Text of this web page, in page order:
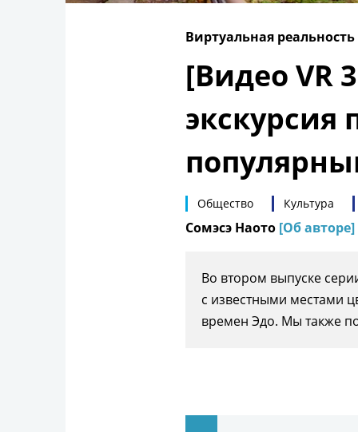
Виртуальная
[Видео VR
экскурсия
Общество Культура
Сомэсэ Наото [Об авторе]
Во втором выпуске
с известными местами
времен Эдо. Мы также